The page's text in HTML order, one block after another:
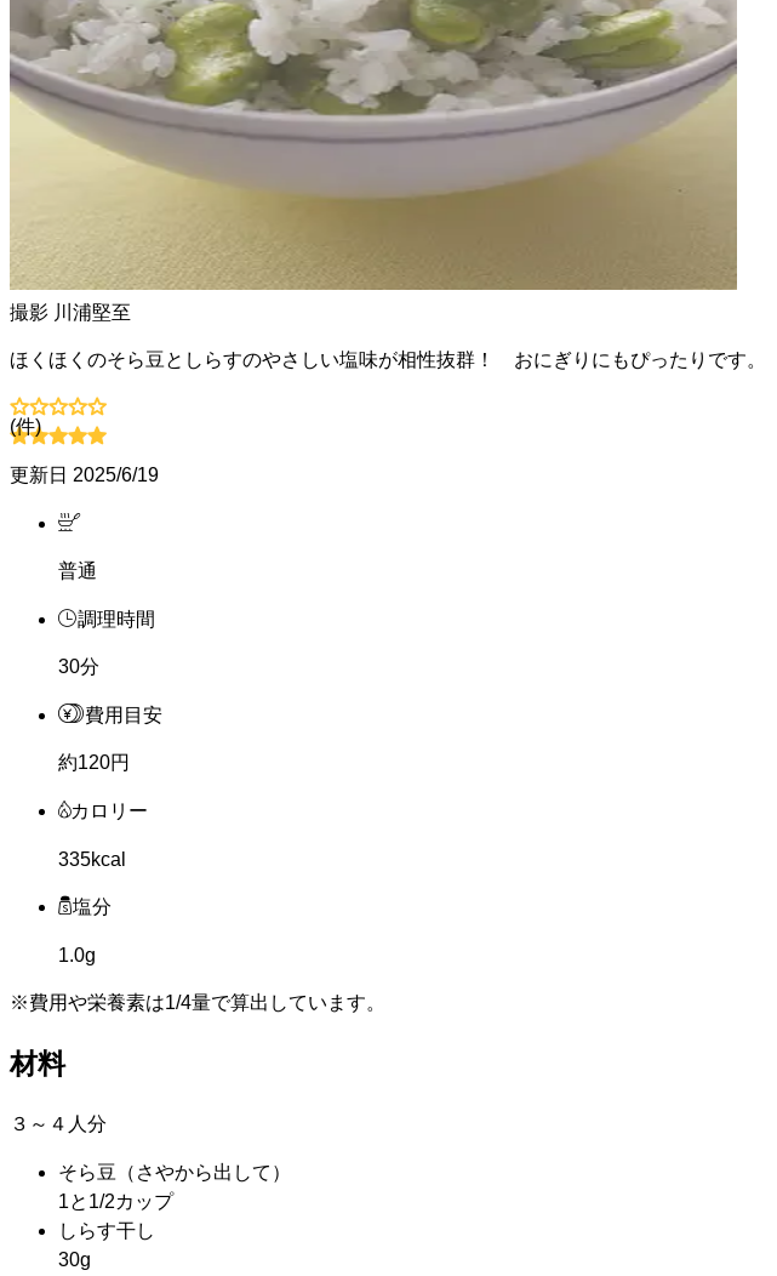
撮影 川浦堅至
ほくほくのそら豆としらすのやさしい塩味が相性抜群！ おにぎりにもぴったりです。
(件)
更新日 2025/6/19
普通
調理時間
30分
費用目安
約120円
カロリー
335kcal
塩分
1.0g
※費用や栄養素は1/4量で算出しています。
材料
３～４人分
そら豆 （さやから出して）
1と1/2カップ
しらす干し
30g